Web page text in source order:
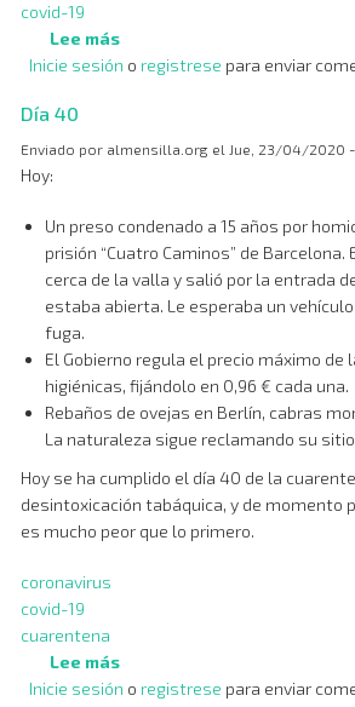
covid-19
Lee más
El
la
Inicie sesión o registrese para enviar
Día 40
Enviado por almensilla.org el Jue, 23/04/2020
Hoy:
Un preso condenado a 15 años por
prisión “Cuatro Caminos” de Barcelona.
cerca de la valla y salió por la entrada
estaba abierta. Le esperaba un
fuga.
El Gobierno regula el precio máximo de
higiénicas, fijándolo en 0,96 € cada una.
Rebaños de ovejas en Berlín, cabras
La naturaleza sigue reclamando su sitio
Hoy se ha cumplido el día 40 de la
desintoxicación tabáquica, y de momento
es mucho peor que lo primero.
coronavirus
covid-19
cuarentena
Lee más
Día
Inicie sesión o registrese para enviar